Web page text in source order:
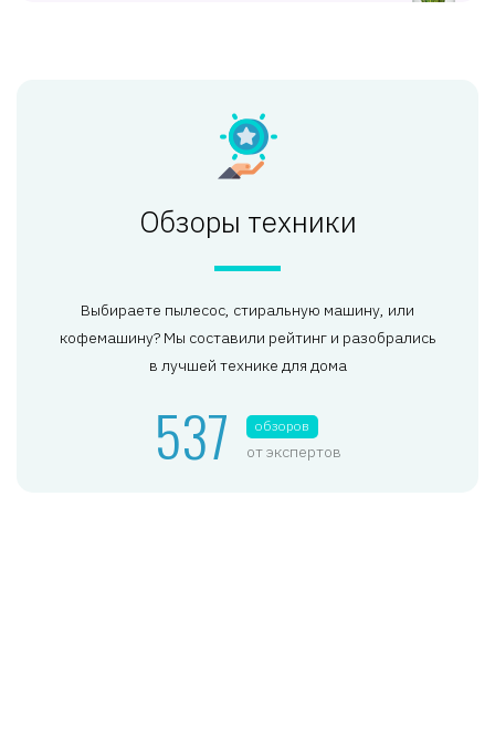
Обзоры техники
Выбираете пылесос, стиральную машину, или
кофемашину? Мы составили рейтинг и разобрались
в лучшей технике для дома
537 обзоров
от экспертов